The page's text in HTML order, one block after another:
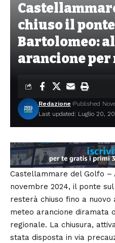
chiuso il
Bartolomeo:
arancione per
Last updated: Luglio 20,
Redazione Published
Castellammare del Golfo –
novembre 2024, il ponte
resterà chiuso fino a nuovo
meteo arancione diramata
regionale. La chiusura,
stata disposta in via